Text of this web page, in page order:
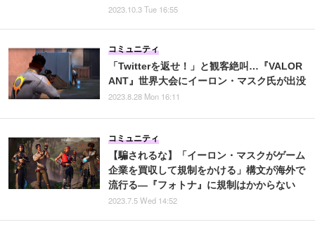
2023.10.3 Tue 16:55
「Twitterを返せ！」と観客絶叫…『VALOR
ANT』世界大会にイーロン・マスク氏が出没
コミュニティ
2023.8.28 Mon 16:11
【騙されるな】「イーロン・マスクがゲーム
企業を買収して規制をかける」構文が海外で
流行る―『フォトナ』に規制はかからない
コミュニティ
2023.7.5 Wed 14:52